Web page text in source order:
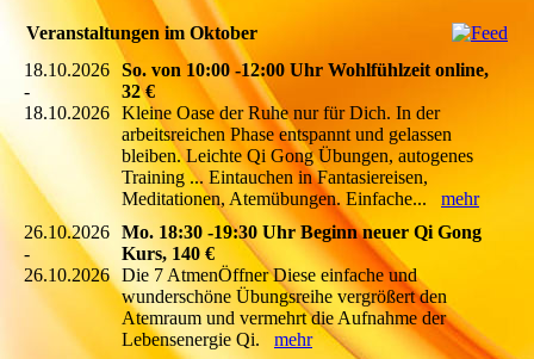
Veranstaltungen im Oktober
18.10.2026
-
18.10.2026
So. von 10:00 -12:00 Uhr Wohlfühlzeit online,
32 €
Kleine Oase der Ruhe nur für Dich. In der
arbeitsreichen Phase entspannt und gelassen
bleiben. Leichte Qi Gong Übungen, autogenes
Training ... Eintauchen in Fantasiereisen,
Meditationen, Atemübungen. Einfache... mehr
26.10.2026
-
26.10.2026
Mo. 18:30 -19:30 Uhr Beginn neuer Qi Gong
Kurs, 140 €
Die 7 AtmenÖffner Diese einfache und
wunderschöne Übungsreihe vergrößert den
Atemraum und vermehrt die Aufnahme der
Lebensenergie Qi. mehr